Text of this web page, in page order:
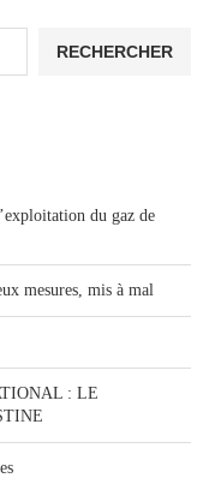
RECHERCHER
du gaz de
mesures, mis à mal
: LE